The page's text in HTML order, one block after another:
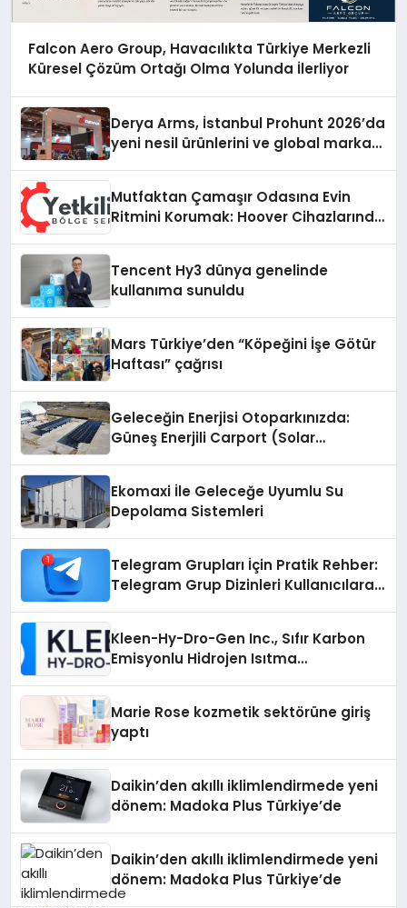
Falcon Aero Group, Havacılıkta Türkiye Merkezli
Küresel Çözüm Ortağı Olma Yolunda İlerliyor
Derya Arms, İstanbul Prohunt 2026’da
yeni nesil ürünlerini ve global marka
Mutfaktan Çamaşır Odasına Evin
Ritmini Korumak: Hoover Cihazlarında
Tencent Hy3 dünya genelinde
kullanıma sunuldu
Mars Türkiye’den “Köpeğini İşe Götür
Haftası” çağrısı
Geleceğin Enerjisi Otoparkınızda:
Güneş Enerjili Carport (Solar
Ekomaxi İle Geleceğe Uyumlu Su
Depolama Sistemleri
Telegram Grupları İçin Pratik Rehber:
Telegram Grup Dizinleri Kullanıcılara
Kleen-Hy-Dro-Gen Inc., Sıfır Karbon
Emisyonlu Hidrojen Isıtma
Marie Rose kozmetik sektörüne giriş
yaptı
Daikin’den akıllı iklimlendirmede yeni
dönem: Madoka Plus Türkiye’de
Daikin’den akıllı iklimlendirmede yeni
dönem: Madoka Plus Türkiye’de